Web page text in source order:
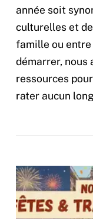
année soit
culturelles et
famille ou entre
démarrer, nous
ressources
rater aucun